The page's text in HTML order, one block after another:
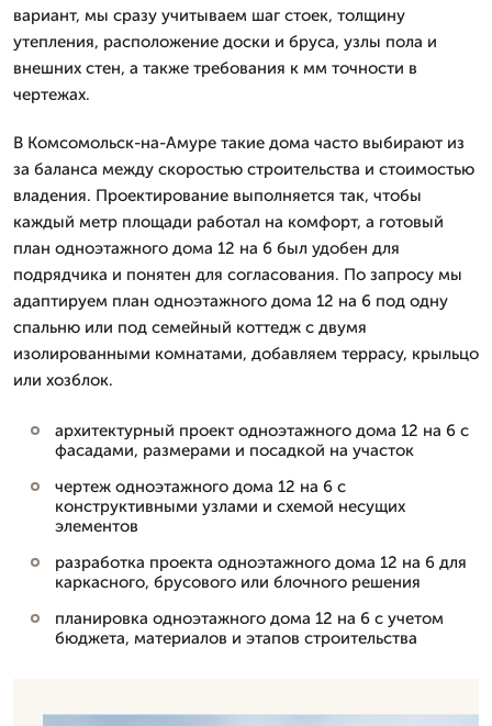
вариант, мы сразу учитываем шаг стоек, толщину
утепления, расположение доски и бруса, узлы пола и
внешних стен, а также требования к мм точности в
чертежах.
В Комсомольск-на-Амуре такие дома часто выбирают из
за баланса между скоростью строительства и стоимостью
владения. Проектирование выполняется так, чтобы
каждый метр площади работал на комфорт, а готовый
план одноэтажного дома 12 на 6 был удобен для
подрядчика и понятен для согласования. По запросу мы
адаптируем план одноэтажного дома 12 на 6 под одну
спальню или под семейный коттедж с двумя
изолированными комнатами, добавляем террасу, крыльцо
или хозблок.
архитектурный проект одноэтажного дома 12 на 6 с
фасадами, размерами и посадкой на участок
чертеж одноэтажного дома 12 на 6 с
конструктивными узлами и схемой несущих
элементов
разработка проекта одноэтажного дома 12 на 6 для
каркасного, брусового или блочного решения
планировка одноэтажного дома 12 на 6 с учетом
бюджета, материалов и этапов строительства